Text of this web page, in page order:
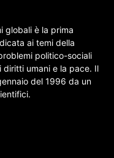
globali è la prima
ai temi della
politico-sociali
diritti umani e la pace. Il
del 1996 da un